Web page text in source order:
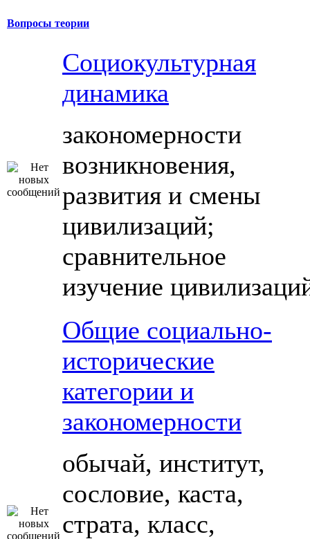
Вопросы теории
Социокультурная
динамика
закономерности
возникновения,
развития и смены
цивилизаций;
сравнительное
изучение
Общие социально-
исторические
категории и
закономерности
обычай, институт,
сословие, каста,
страта, класс,